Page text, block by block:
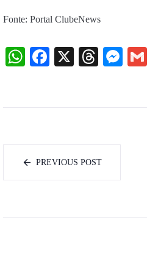
Fonte: Portal ClubeNews
WhatsApp
Facebook
X
PREVIOUS POST